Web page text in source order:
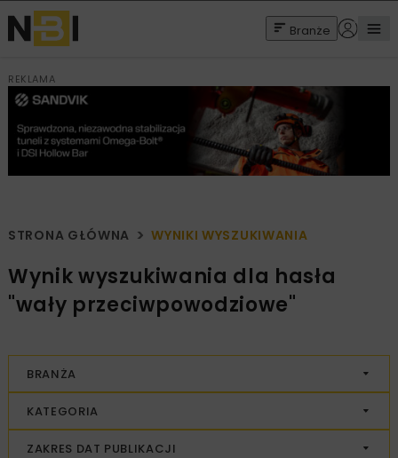
Branże
REKLAMA
STRONA GŁÓWNA WYNIKI WYSZUKIWANIA
Wynik wyszukiwania dla hasła
"wały przeciwpowodziowe"
BRANŻA
KATEGORIA
ZAKRES DAT PUBLIKACJI